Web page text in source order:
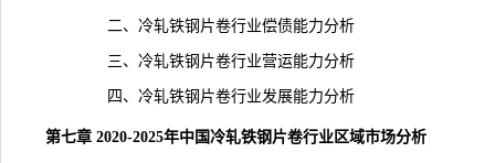
二、冷轧铁钢片卷行业偿债能力分析
三、冷轧铁钢片卷行业营运能力分析
四、冷轧铁钢片卷行业发展能力分析
第七章 2020-2025年中国冷轧铁钢片卷行业区域市场分析